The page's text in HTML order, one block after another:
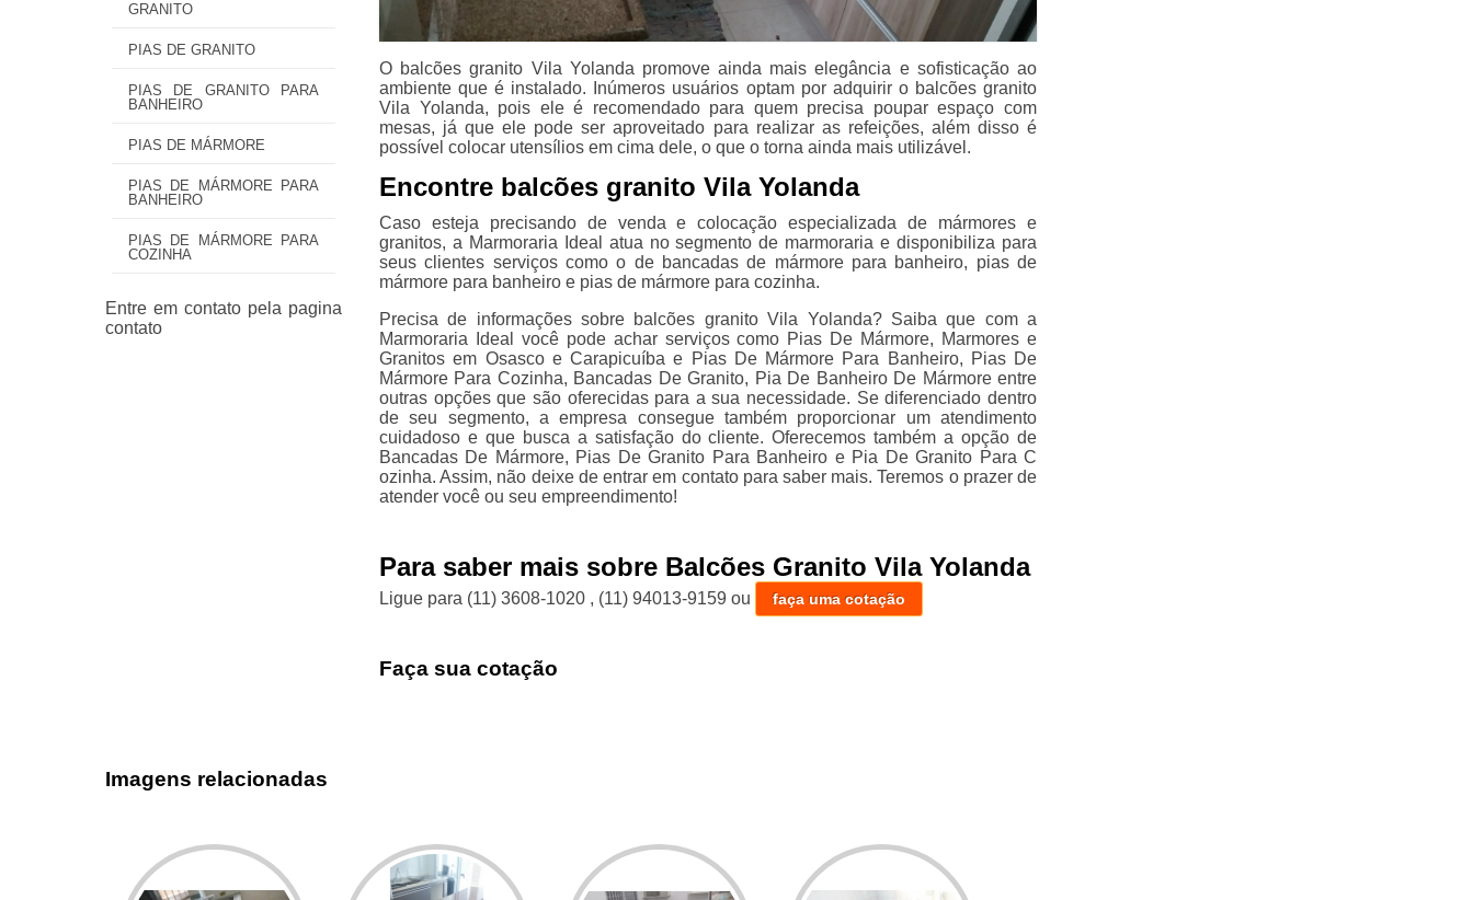
GRANITO
PIAS DE GRANITO
PIAS DE GRANITO PARA
BANHEIRO
PIAS DE MÁRMORE
PIAS DE MÁRMORE PARA
BANHEIRO
PIAS DE MÁRMORE PARA
COZINHA
O balcões granito Vila Yolanda promove ainda mais elegância e sofisticação ao
ambiente que é instalado. Inúmeros usuários optam por adquirir o balcões granito
Vila Yolanda, pois ele é recomendado para quem precisa poupar espaço com
mesas, já que ele pode ser aproveitado para realizar as refeições, além disso é
possível colocar utensílios em cima dele, o que o torna ainda mais utilizável.
Encontre balcões granito Vila Yolanda
Caso esteja precisando de venda e colocação especializada de mármores e
granitos, a Marmoraria Ideal atua no segmento de marmoraria e disponibiliza para
seus clientes serviços como o de bancadas de mármore para banheiro, pias de
mármore para banheiro e pias de mármore para cozinha.
Precisa de informações sobre balcões granito Vila Yolanda? Saiba que com a
Marmoraria Ideal você pode achar serviços como Pias De Mármore, Marmores e
Granitos em Osasco e Carapicuíba e Pias De Mármore Para Banheiro, Pias De
Mármore Para Cozinha, Bancadas De Granito, Pia De Banheiro De Mármore entre
outras opções que são oferecidas para a sua necessidade. Se diferenciado dentro
de seu segmento, a empresa consegue também proporcionar um atendimento
cuidadoso e que busca a satisfação do cliente. Oferecemos também a opção de
Bancadas De Mármore, Pias De Granito Para Banheiro e Pia De Granito Para C
ozinha. Assim, não deixe de entrar em contato para saber mais. Teremos o prazer de
atender você ou seu empreendimento!
Para saber mais sobre Balcões Granito Vila Yolanda
Ligue para (11) 3608-1020 , (11) 94013-9159 ou faça uma cotação
Faça sua cotação
Imagens relacionadas